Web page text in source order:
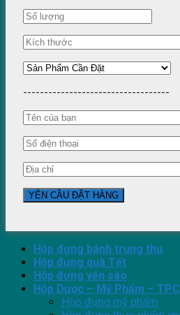
-----------------------------------
Hộp đựng bánh trung thu
Hộp đựng quà Tết
Hộp đựng yến sào
Hộp Dược – Mỹ Phẩm –
Hộp đựng mỹ phẩm